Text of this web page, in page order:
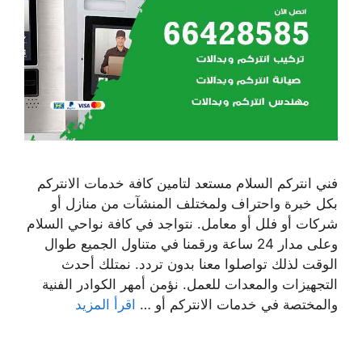
فني انتركم السلام مستعد لتامين كافة خدمات الانتركم
بكل خبرة واحتراف ولمختلف المنشآت من منازل أو
شركات أو فلل أو معامل. نتواجد في كافة نواحي السلام
وعلى مدار 24 ساعة ورقمنا في متناول الجميع طوال
الوقت لذلك تواصلوا معنا بدون تردد. نمتلك أحدث
التجهيزات والمعدات للعمل. نؤمن أمهر الكوادر الفنية
والمختصة في خدمات الانتركم أو … اقرأ المزيد